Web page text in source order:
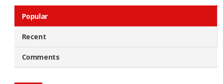
Popular
Recent
Comments